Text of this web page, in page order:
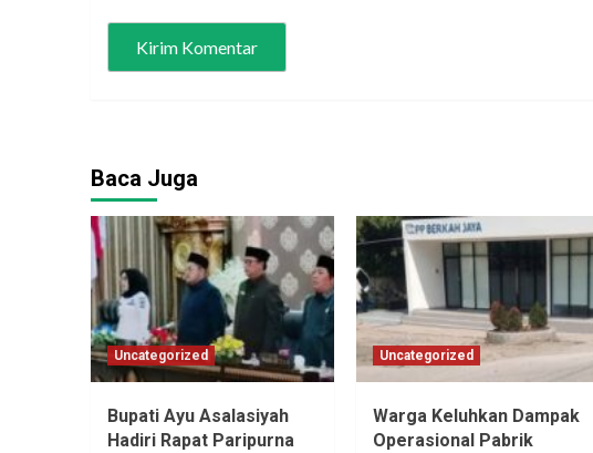
Baca Juga
Uncategorized
Bupati Ayu Asalasiyah
Hadiri Rapat Paripurna
Uncategorized
Warga Keluhkan Dampak
Operasional Pabrik